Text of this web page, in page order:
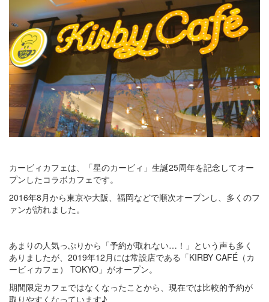
カービィカフェは、「星のカービィ」生誕25周年を記念してオー
プンしたコラボカフェです。
2016年8月から東京や大阪、福岡などで順次オープンし、多くのフ
ァンが訪れました。
あまりの人気っぷりから「予約が取れない…！」という声も多く
ありましたが、2019年12月には常設店である「KIRBY CAFÉ（カ
ービィカフェ） TOKYO」がオープン。
期間限定カフェではなくなったことから、現在では比較的予約が
取りやすくなっています♪